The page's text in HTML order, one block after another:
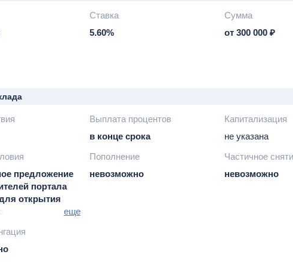
Ставка
5.60%
Сумма
от 300 000 ₽
Выплата процентов
в конце срока
Капитализация
не указана
предложение
портала
открытия
на портале
еще
Пополнение
невозможно
Частичное
невозможно